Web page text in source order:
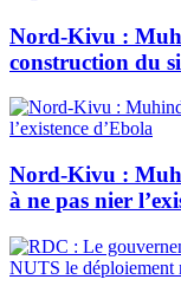
Nord-Kivu :
construction du
Nord-Kivu :
à ne pas nier